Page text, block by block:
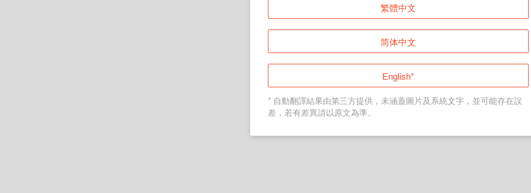
登入
返回首頁
繁體中文
简体中文
English*
* 自動翻譯結果由第三方提供，未涵蓋圖片及系統文字，並可能存在誤
差，若有差異請以原文為準。